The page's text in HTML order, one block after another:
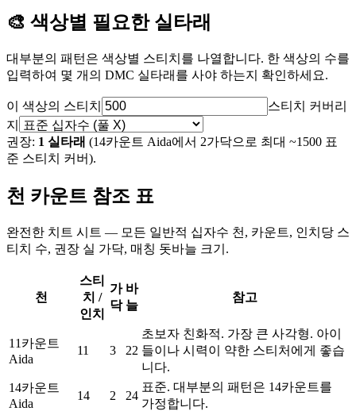
🎨 색상별 필요한 실타래
대부분의 패턴은 색상별 스티치를 나열합니다. 한 색상의 수를
입력하여 몇 개의 DMC 실타래를 사야 하는지 확인하세요.
이 색상의 스티치
스티치 커버리
지
권장: 1 실타래 (14카운트 Aida에서 2가닥으로 최대 ~1500 표
준 스티치 커버).
천 카운트 참조 표
완전한 치트 시트 — 모든 일반적 십자수 천, 카운트, 인치당 스
티치 수, 권장 실 가닥, 매칭 돗바늘 크기.
천
스티
치 /
인치
가
닥
바
늘
참고
11카운트
Aida
11 3 22
초보자 친화적. 가장 큰 사각형. 아이
들이나 시력이 약한 스티처에게 좋습
니다.
14카운트
Aida
14 2 24
표준. 대부분의 패턴은 14카운트를
가정합니다.